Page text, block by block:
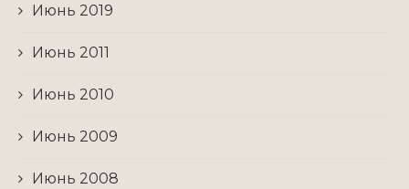
Июнь 2019
Июнь 2011
Июнь 2010
Июнь 2009
Июнь 2008